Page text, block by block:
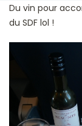
Du vin pour
du SDF lol !